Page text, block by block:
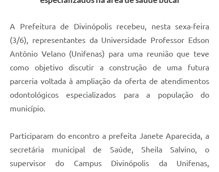
A Prefeitura de Divinópolis recebeu, nesta sexa-feira
(3/6), representantes da Universidade Professor Edson
Antônio Velano (Unifenas) para uma reunião que teve
como objetivo discutir a construção de uma futura
parceria voltada à ampliação da oferta de atendimentos
odontológicos especializados para a população do
município.
Participaram do encontro a prefeita Janete Aparecida, a
secretária municipal de Saúde, Sheila Salvino, o
supervisor do Campus Divinópolis da Unifenas,